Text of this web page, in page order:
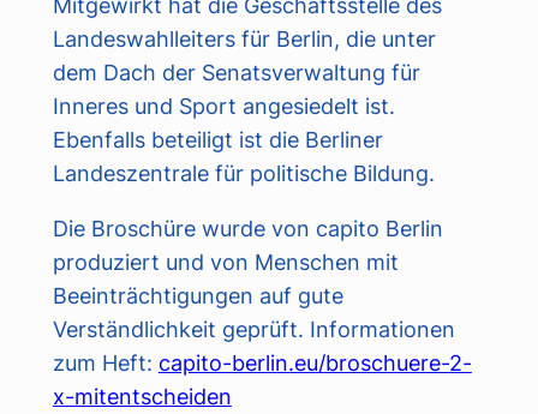
Landeswahlleiters für Berlin, die unter
dem Dach der Senatsverwaltung für
Inneres und Sport angesiedelt ist.
Ebenfalls beteiligt ist die Berliner
Landeszentrale für politische Bildung.
Die Broschüre wurde von capito Berlin
produziert und von Menschen mit
Beeinträchtigungen auf gute
Verständlichkeit geprüft. Informationen
zum Heft: capito-berlin.eu/broschuere-2-
x-mitentscheiden